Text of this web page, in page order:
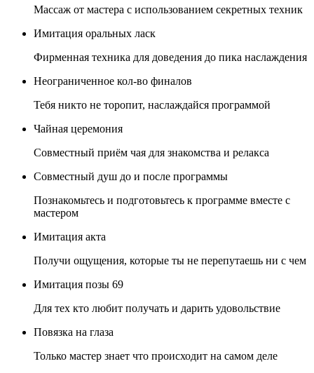
Массаж от мастера с использованием секретных техник
Имитация оральных ласк
Фирменная техника для доведения до пика наслаждения
Неограниченное кол-во финалов
Тебя никто не торопит, наслаждайся программой
Чайная церемония
Совместный приём чая для знакомства и релакса
Совместный душ до и после программы
Познакомьтесь и подготовьтесь к программе вместе с
мастером
Имитация акта
Получи ощущения, которые ты не перепутаешь ни с чем
Имитация позы 69
Для тех кто любит получать и дарить удовольствие
Повязка на глаза
Только мастер знает что происходит на самом деле